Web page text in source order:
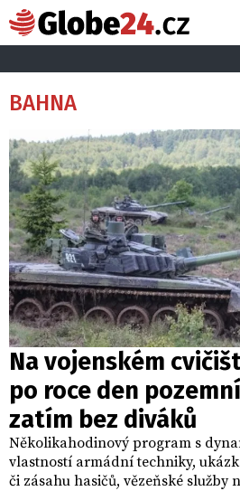
BAHNA
Na vojenském
po roce den
zatím bez diváků
Několikahodinový program s
vlastností armádní techniky,
či zásahu hasičů, vězeňské služby